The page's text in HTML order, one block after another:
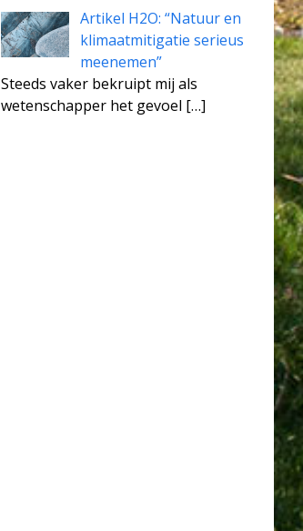
Artikel H2O: “Natuur en
klimaatmitigatie serieus
meenemen”
Steeds vaker bekruipt mij als
wetenschapper het gevoel […]